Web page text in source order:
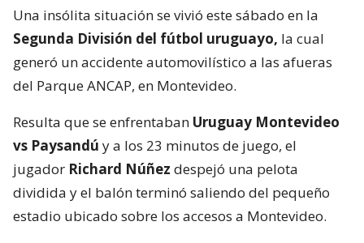
Una insólita situación se vivió este sábado en la
Segunda División del fútbol uruguayo, la cual
generó un accidente automovilístico a las afueras
del Parque ANCAP, en Montevideo.
Resulta que se enfrentaban Uruguay Montevideo
vs Paysandú y a los 23 minutos de juego, el
jugador Richard Núñez despejó una pelota
dividida y el balón terminó saliendo del pequeño
estadio ubicado sobre los accesos a Montevideo.